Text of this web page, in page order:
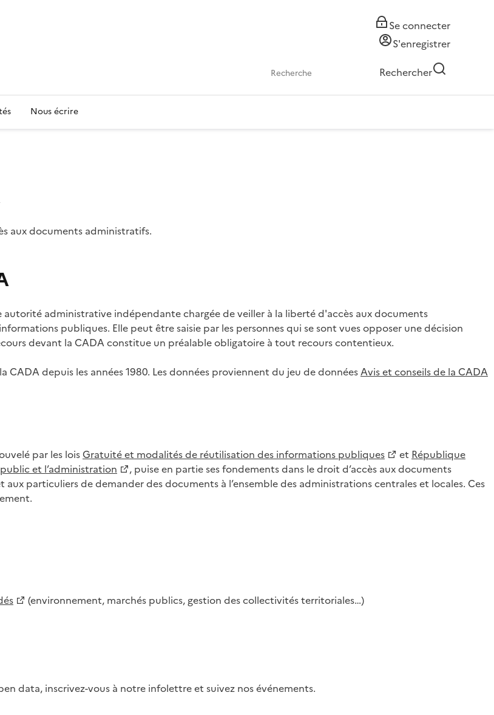
Se connecter
S'enregistrer
Rechercher
Nous écrire
aux documents administratifs.
administrative indépendante chargée de veiller à la liberté d'accès aux documents
publiques. Elle peut être saisie par les personnes qui se sont vues opposer une décision
devant la CADA constitue un préalable obligatoire à tout recours contentieux.
depuis les années 1980. Les données proviennent du jeu de donnéesAvis et conseils de la CADA
par les loisGratuité et modalités de réutilisation des informations publiques et République
et l’administration
, puise en partie ses fondements dans le droit d’accès aux documents
aux particuliers de demander des documents à l’ensemble des administrations centrales et locales. Ces
(environnement, marchés publics, gestion des collectivités territoriales…)
data, inscrivez-vous à notre infolettre et suivez nos événements.